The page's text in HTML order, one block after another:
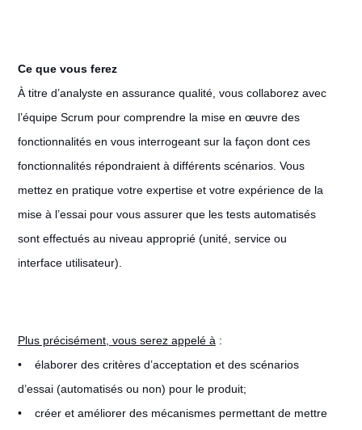
Ce que vous ferez
À titre d’analyste en assurance qualité, vous collaborez avec
l’équipe Scrum pour comprendre la mise en œuvre des
fonctionnalités en vous interrogeant sur la façon dont ces
fonctionnalités répondraient à différents scénarios. Vous
mettez en pratique votre expertise et votre expérience de la
mise à l’essai pour vous assurer que les tests automatisés
sont effectués au niveau approprié (unité, service ou
interface utilisateur).
Plus précisément, vous serez appelé à :
• élaborer des critères d’acceptation et des scénarios
d’essai (automatisés ou non) pour le produit;
• créer et améliorer des mécanismes permettant de mettre